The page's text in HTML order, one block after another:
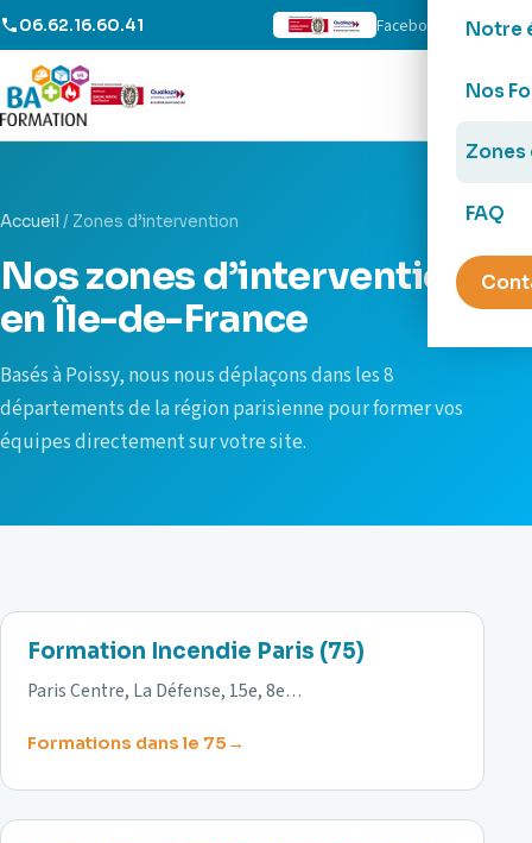
06.62.16.60.41 Facebook LinkedIn
Notre
Nos
Zones
FAQ
Accueil / Zones d’intervention
Nos zones d’intervention
en Île-de-France
Basés à Poissy, nous nous déplaçons dans les 8
départements de la région parisienne pour former vos
équipes directement sur votre site.
75
Formation Incendie Paris (75)
Paris Centre, La Défense, 15e, 8e…
Formations dans le 75